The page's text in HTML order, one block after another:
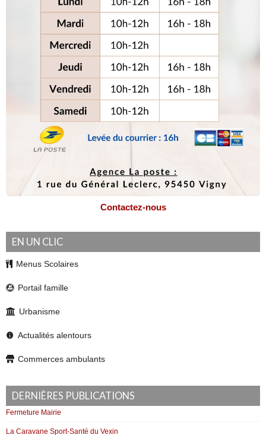
Contactez-nous
EN UN CLIC
Menus Scolaires
Portail famille
Urbanisme
Actualités alentours
Commerces ambulants
DERNIÈRES PUBLICATIONS
Fermeture Mairie
La Caravane Sport-Santé du Vexin